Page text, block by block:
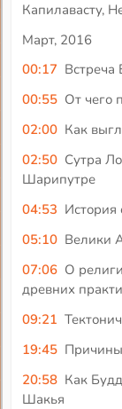
Капилавасту,
Март, 2016
00:17
00:55 От чего
02:00 Как
02:50 Сутра
Шарипутре
04:53
05:10 Велики
07:06 О
древних
09:21
19:45
20:58 Как
Шакья